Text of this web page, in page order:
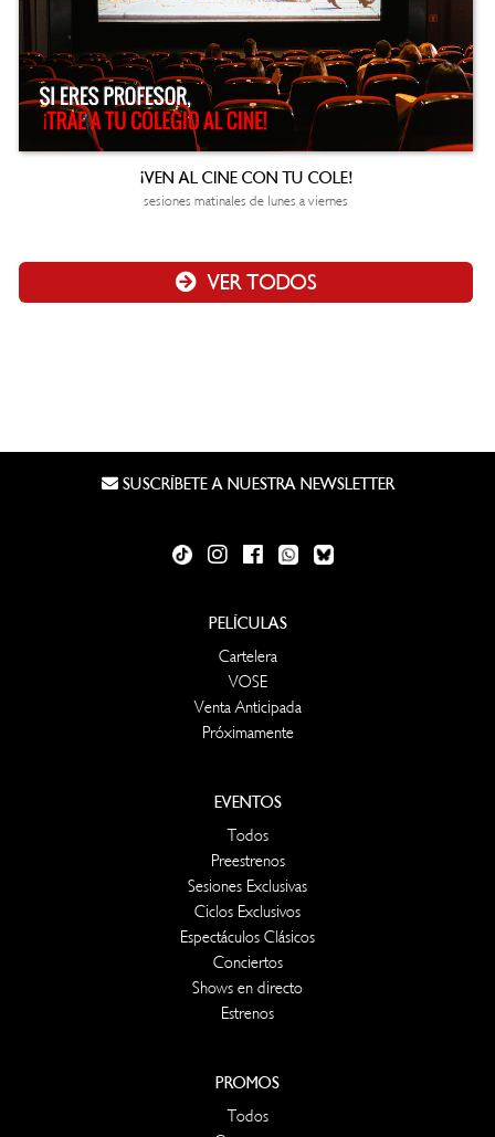
¡VEN AL CINE CON TU COLE!
sesiones matinales de lunes a viernes
VER TODOS
SUSCRÍBETE A NUESTRA NEWSLETTER
PELÍCULAS
Cartelera
VOSE
Venta Anticipada
Próximamente
EVENTOS
Todos
Preestrenos
Sesiones Exclusivas
Ciclos Exclusivos
Espectáculos Clásicos
Conciertos
Shows en directo
Estrenos
PROMOS
Todos